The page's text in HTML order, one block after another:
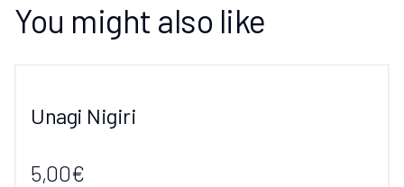
You might also like
Unagi Nigiri
5,00€